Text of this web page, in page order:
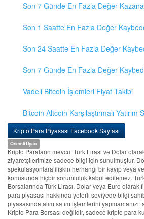
Son 7 Günde En Fazla Değer
Son 1 Saatte En Fazla Değer
Son 24 Saatte En Fazla Değer
Son 7 Günde En Fazla Değer
Vadeli Bitcoin İşlemleri Fiyat Takibi
Bitcoin Altcoin Karşılaştırmalı Yatırım
Kripto Para Piyasası Facebook Sayfası
Önemli Uyarı
Kripto Paraların mevcut Türk Lirası ve Dolar
ziyaretçilerimize sadece bilgi için sunulmuştur.
spekülasyonlara ilişkin herhangi bir kayıp veya
konusunda hiçbir sorumluluk kabul edilemez.
Borsalarında Türk Lirası, Dolar veya Euro olarak
para piyasası hakkında yeterli seviyede bilgi
piyasasında alım satım işlemlerini
Kripto Para Borsası değildir, sadece kripto para